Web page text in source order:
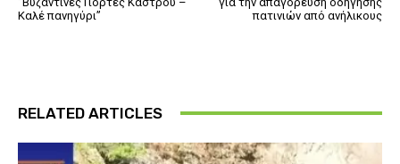
Καλέ πανηγύρι”
πατινιών από ανήλικους
RELATED ARTICLES